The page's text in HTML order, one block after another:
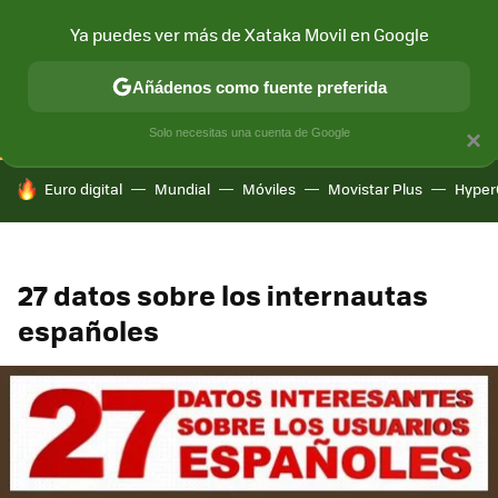
CONECTIVIDAD MÓVIL Y SOCIEDAD APLICACIONES
HOY SE HABLA DE
Euro digital Mundial Móviles Movistar Plus
27 datos sobre los internautas
españoles
×
Ya puedes ver más de Xataka Movil en Google
Añádenos como fuente preferida
Solo necesitas una cuenta de Google